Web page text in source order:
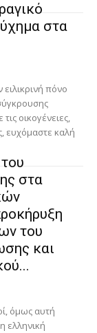
στα
πόνο
οικογένειες,
ευχόμαστε καλή
στα
του
και
όμως αυτή
ελληνική